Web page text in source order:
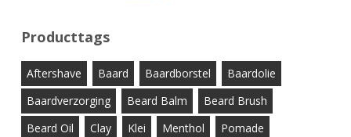
Producttags
Aftershave Baard Baardborstel
Baardolie
Baardverzorging
Beard Balm
Beard Brush
Beard Oil
Clay Klei Menthol
Pomade